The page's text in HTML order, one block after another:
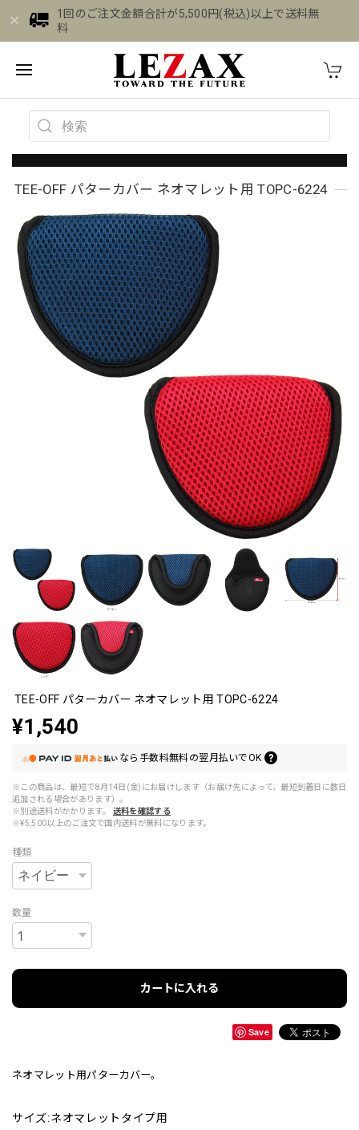
1回のご注文金額合計が5,500円(税込)以上で送料無
料
TEE-OFF パターカバー ネオマレット用 TOPC-6224
TEE-OFF パターカバー ネオマレット用 TOPC-6224
¥1,540
なら 手数料無料の翌月払いでOK
※この商品は、最短で8月14日(金)にお届けします（お届け先によって、最短到着日に数日
追加される場合があります）。
※別途送料がかかります。
送料を確認する
※¥5,500以上のご注文で国内送料が無料になります。
種類
数量
カートに入れる
Save
ネオマレット用パターカバー。
サイズ:ネオマレットタイプ用